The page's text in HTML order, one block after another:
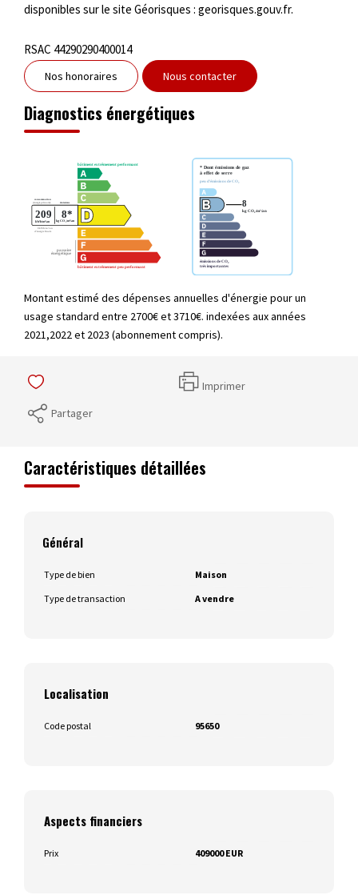
disponibles sur le site Géorisques : georisques.gouv.fr.
RSAC 44290290400014
Nos honoraires Nous contacter
Diagnostics énergétiques
Montant estimé des dépenses annuelles d'énergie pour un
usage standard entre 2700€ et 3710€. indexées aux années
2021,2022 et 2023 (abonnement compris).
Imprimer
Partager
Caractéristiques détaillées
Général
Type de bien
Maison
Type de transaction
A vendre
Localisation
Code postal 95650
Aspects financiers
Prix 409000 EUR